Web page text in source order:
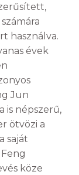
használva.
évek
Jun
is népszerű,
ötvözi a
saját
köze